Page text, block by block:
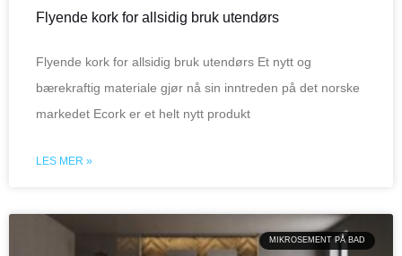
Flyende kork for allsidig bruk utendørs
Flyende kork for allsidig bruk utendørs Et nytt og
bærekraftig materiale gjør nå sin inntreden på det norske
markedet Ecork er et helt nytt produkt
LES MER »
MIKROSEMENT PÅ BAD